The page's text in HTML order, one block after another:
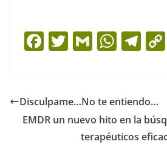
F
e
b
T
er
G
l
W
s
A
p
T
gr
a
m
Disculpame…No te entiendo…
EMDR un nuevo hito en la
terapéuticos